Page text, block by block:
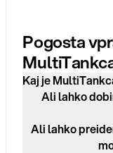
Pogosta
Kaj je
Ali lahko
Ali lahko